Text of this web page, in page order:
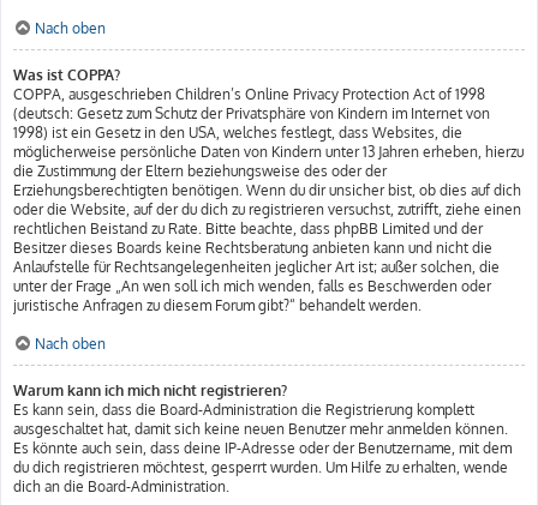
Nach oben
Was ist COPPA?
COPPA, ausgeschrieben Children’s Online Privacy Protection Act of 1998
(deutsch: Gesetz zum Schutz der Privatsphäre von Kindern im Internet von
1998) ist ein Gesetz in den USA, welches festlegt, dass Websites, die
möglicherweise persönliche Daten von Kindern unter 13 Jahren erheben, hierzu
die Zustimmung der Eltern beziehungsweise des oder der
Erziehungsberechtigten benötigen. Wenn du dir unsicher bist, ob dies auf dich
oder die Website, auf der du dich zu registrieren versuchst, zutrifft, ziehe einen
rechtlichen Beistand zu Rate. Bitte beachte, dass phpBB Limited und der
Besitzer dieses Boards keine Rechtsberatung anbieten kann und nicht die
Anlaufstelle für Rechtsangelegenheiten jeglicher Art ist; außer solchen, die
unter der Frage „An wen soll ich mich wenden, falls es Beschwerden oder
juristische Anfragen zu diesem Forum gibt?“ behandelt werden.
Nach oben
Warum kann ich mich nicht registrieren?
Es kann sein, dass die Board-Administration die Registrierung komplett
ausgeschaltet hat, damit sich keine neuen Benutzer mehr anmelden können.
Es könnte auch sein, dass deine IP-Adresse oder der Benutzername, mit dem
du dich registrieren möchtest, gesperrt wurden. Um Hilfe zu erhalten, wende
dich an die Board-Administration.